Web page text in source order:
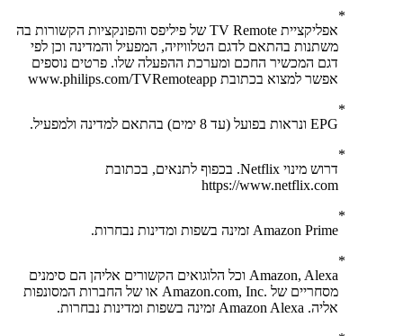
אפליקציית TV Remote של פיליפס והפונקציות הקשורות בה
משתנות בהתאם לדגם הטלוויזיה, המפעיל והמדינה וכן לפי
דגם המכשיר החכם ומערכת ההפעלה שלו. פרטים נוספים
אפשר למצוא בכתובת www.philips.com/TVRemoteapp
דרוש מינוי Netflix. בכפוף לתנאים, בכתובת
https://www.netflix.com
Amazon Prime זמינה בשפות ומדינות נבחרות.
Amazon, Alexa וכל הלוגואים הקשורים אליהן הם סימנים
מסחריים של .‏‎Amazon.com, Inc או של החברות המסונפות
אליה. Amazon Alexa זמינה בשפות ומדינות נבחרות.